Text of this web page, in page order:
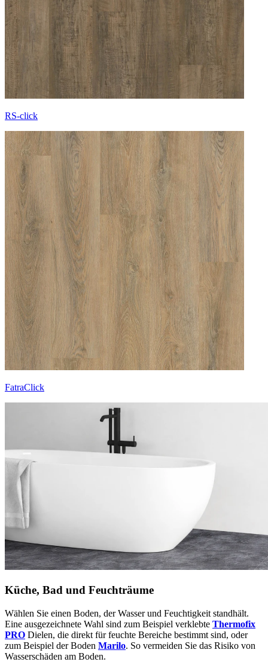
RS-click
FatraClick
Küche, Bad und Feuchträume
Wählen Sie einen Boden, der Wasser und Feuchtigkeit standhält.
Eine ausgezeichnete Wahl sind zum Beispiel verklebte Thermofix
PRO Dielen, die direkt für feuchte Bereiche bestimmt sind, oder
zum Beispiel der Boden Marilo. So vermeiden Sie das Risiko von
Wasserschäden am Boden.